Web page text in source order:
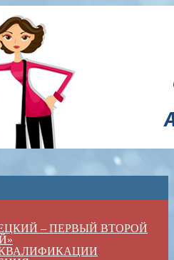
– ПЕРВЫЙ ВТОРОЙ